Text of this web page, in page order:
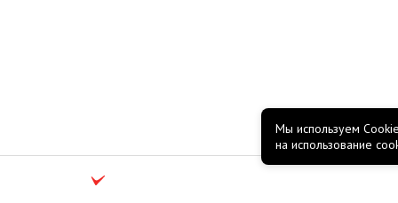
Мы используем
на использование